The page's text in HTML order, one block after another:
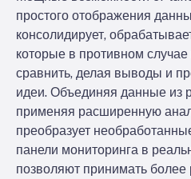
простого отображения
консолидирует,
которые в противном
сравнить, делая выводы и
идеи. Объединяя данные из
применяя расширенную
преобразует
панели мониторинга в
позволяют принимать